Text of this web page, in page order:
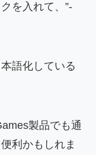
を入れて、”-
語化している
製品でも通
利かもしれま